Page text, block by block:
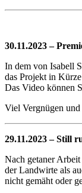
30.11.2023 –
In dem von Isabell
das Projekt in
Das Video können
Viel Vergnügen
29.11.2023 – Still
Nach getaner
der Landwirte als
nicht gemäht oder